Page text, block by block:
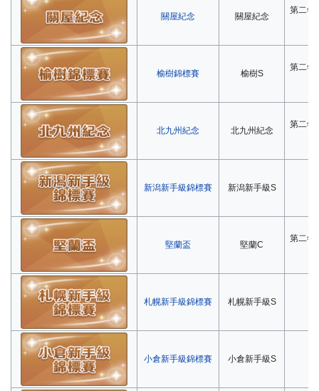
關屋紀念 關屋紀念
第二年
榆樹錦標賽 榆樹S
第二年
北九州紀念 北九州紀念
第二年
新潟新手級錦標賽 新潟新手級S
堅蘭盃 堅蘭C
第二年
札幌新手級錦標賽 札幌新手級S
小倉新手級錦標賽 小倉新手級S